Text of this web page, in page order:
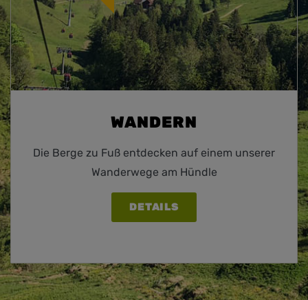
WANDERN
Die Berge zu Fuß entdecken auf einem unserer
Wanderwege am Hündle
DETAILS